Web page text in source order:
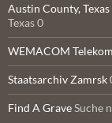
Austin County, Texas
Texas 0
WEMACOM
Staatsarchiv Zamrsk
Find A GraveSuche